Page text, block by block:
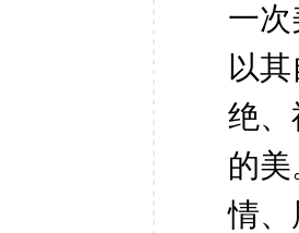
一
以
绝、
的美
情